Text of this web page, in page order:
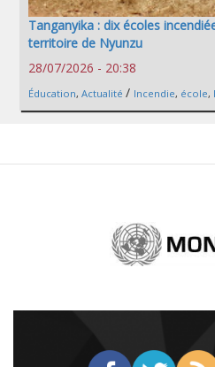
Tanganyika : dix écoles
territoire de Nyunzu
28/07/2026 - 20:38
Éducation, Actualité / Incendie, école,